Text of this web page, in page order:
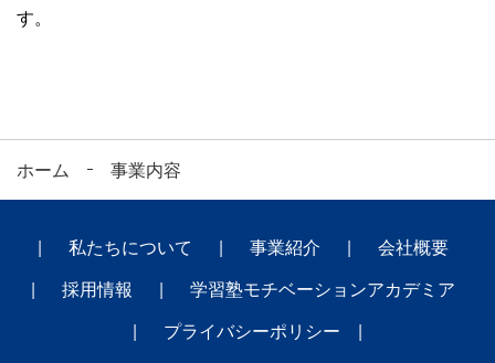
す。
ホーム 事業内容
私たちについて 事業紹介
会社概要
採用情報
学習塾モチベーションアカデミア
プライバシーポリシー